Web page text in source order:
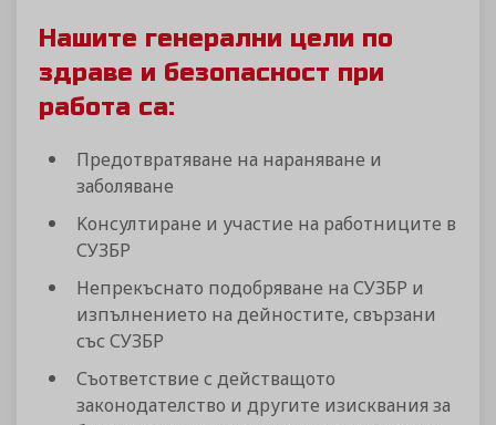
Нашите генерални цели по
здраве и безопасност при
работа са:
Предотвратяване на нараняване и
заболяване
Kонсултиране и участие на работниците в
СУЗБР
Непрекъснато подобряване на СУЗБР и
изпълнението на дейностите, свързани
със СУЗБР
Съответствие с действащото
законодателство и другите изисквания за